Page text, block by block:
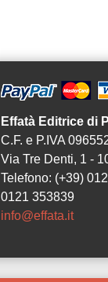
Effatà Editrice di
C.F. e P.IVA
Via Tre Denti, 1 -
Telefono: (+39)
0121 353839
info@effata.it